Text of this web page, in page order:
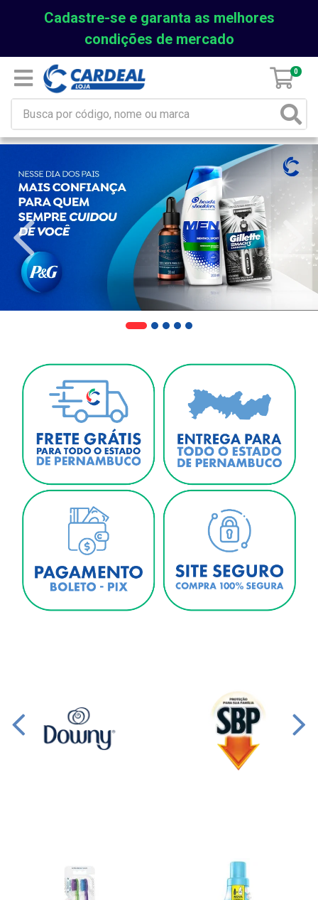
Cadastre-se e garanta as melhores
condições de mercado
0